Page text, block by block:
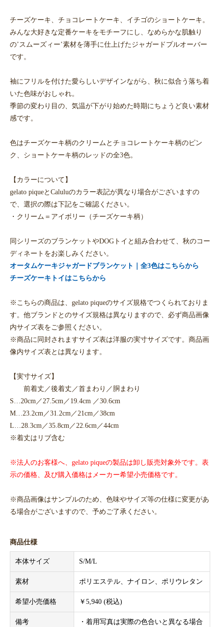
チーズケーキ、チョコレートケーキ、イチゴのショートケーキ。
みんな大好きな定番ケーキをモチーフにし、なめらかな肌触り
の’スムーズィー’素材を薄手に仕上げたジャガードプルオーバー
です。
袖にフリルを付けた愛らしいデザインながら、秋に似合う落ち着
いた色味がおしゃれ。
季節の変わり目の、気温が下がり始めた時期にちょうど良い素材
感です。
色はチーズケーキ柄のクリームとチョコレートケーキ柄のピン
ク、ショートケーキ柄のレッドの全3色。
【カラーについて】
gelato piqueとCaluluのカラー表記が異なり場合がございますの
で、選択の際は下記をご確認ください。
・クリーム＝アイボリー（チーズケーキ柄）
同シリーズのブランケットやDOGトイと組み合わせて、秋のコー
ディネートをお楽しみください。
オータムケーキジャガードブランケット｜全3色はこちらから
チーズケーキトイはこちらから
※こちらの商品は、gelato piqueのサイズ規格でつくられておりま
す。他ブランドとのサイズ規格は異なりますので、必ず商品画像
内サイズ表をご参照ください。
※商品に同封されますサイズ表は洋服の実寸サイズです。商品画
像内サイズ表とは異なります。
【実寸サイズ】
前着丈／後着丈／首まわり／胴まわり
S…20cm／27.5cm／19.4cm ／30.6cm
M…23.2cm／31.2cm／21cm／38cm
L…28.3cm／35.8cm／22.6cm／44cm
※着丈はリブ含む
※法人のお客様へ、gelato piqueの製品は卸し販売対象外です。表
示の価格、及び購入価格はメーカー希望小売価格です。
※商品画像はサンプルのため、色味やサイズ等の仕様に変更があ
る場合がございますので、予めご了承ください。
商品仕様
本体サイズ S/M/L
素材 ポリエステル、ナイロン、ポリウレタン
希望小売価格 ￥5,940 (税込)
備考
・着用写真は実際の色合いと異なる場合